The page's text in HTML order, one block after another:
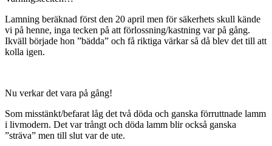
Lamning beräknad först den 20 april men för säkerhets skull kände
vi på henne, inga tecken på att förlossning/kastning var på gång.
Ikväll började hon ”bädda” och få riktiga värkar så då blev det till att
kolla igen.
Nu verkar det vara på gång!
Som misstänkt/befarat låg det två döda och ganska förruttnade lamm
i livmodern. Det var trångt och döda lamm blir också ganska
”sträva” men till slut var de ute.